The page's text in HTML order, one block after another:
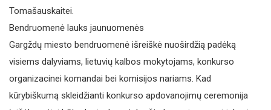
Tomašauskaitei.
Bendruomenė lauks jaunuomenės
Gargždų miesto bendruomenė išreiškė nuoširdžią padėką
visiems dalyviams, lietuvių kalbos mokytojams, konkurso
organizacinei komandai bei komisijos nariams. Kad
kūrybiškumą skleidžianti konkurso apdovanojimų ceremonija